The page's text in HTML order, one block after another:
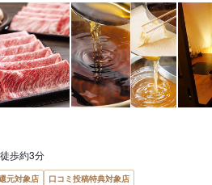
歩約3分
元対象店 口コミ投稿特典対象店